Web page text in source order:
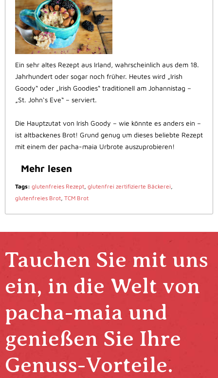
Ein sehr altes Rezept aus Irland, wahrscheinlich aus dem 18.
Jahrhundert oder sogar noch früher. Heutes wird „Irish
Goody“ oder „Irish Goodies“ traditionell am Johannistag –
„St. John‘s Eve“ – serviert.
Die Hauptzutat von Irish Goody – wie könnte es anders ein –
ist altbackenes Brot! Grund genug um dieses beliebte Rezept
mit einem der pacha-maia Urbrote auszuprobieren!
Mehr lesen
Tags: glutenfreies Rezept, glutenfrei zertifizierte Bäckerei,
glutenfreies Brot, TCM Brot
Tauchen Sie mit uns
ein, in die Welt von
pacha-maia und
genießen Sie Ihre
Genuss-Vorteile.